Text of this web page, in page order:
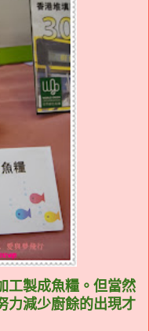
工製成魚糧。但當然
力減少廚餘的出現才